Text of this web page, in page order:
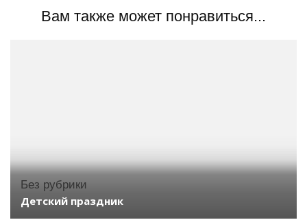
Вам также может понравиться...
Без рубрики
Детский праздник